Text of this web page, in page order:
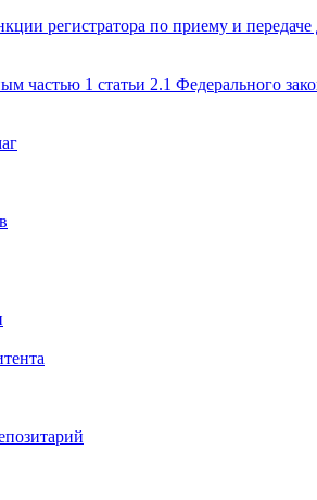
регистратора по приему и передаче
частью 1 статьи 2.1 Федерального